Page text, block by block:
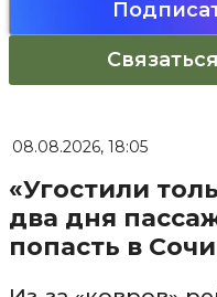
08.08.2026, 18:05
«Угостили
два дня
попасть в Сочи